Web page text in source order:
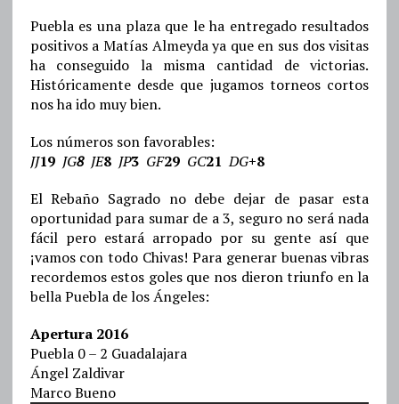
Puebla es una plaza que le ha entregado resultados
positivos a Matías Almeyda ya que en sus dos visitas
ha conseguido la misma cantidad de victorias.
Históricamente desde que jugamos torneos cortos
nos ha ido muy bien.
Los números son favorables:
JJ19 JG8 JE8 JP3 GF29 GC21 DG+8
El Rebaño Sagrado no debe dejar de pasar esta
oportunidad para sumar de a 3, seguro no será nada
fácil pero estará arropado por su gente así que
¡vamos con todo Chivas! Para generar buenas vibras
recordemos estos goles que nos dieron triunfo en la
bella Puebla de los Ángeles:
Apertura 2016
Puebla 0 – 2 Guadalajara
Ángel Zaldivar
Marco Bueno